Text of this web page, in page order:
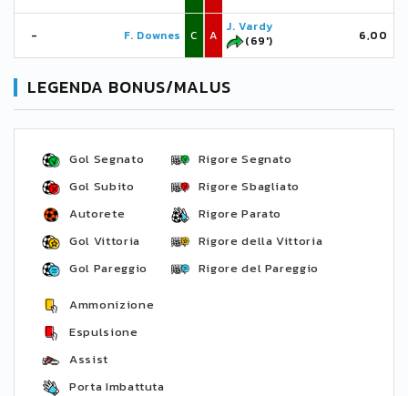
- F. Downes C A
J. Vardy
(69')
6,00
LEGENDA BONUS/MALUS
Gol Segnato
Gol Subito
Autorete
Gol Vittoria
Gol Pareggio
Rigore Segnato
Rigore Sbagliato
Rigore Parato
Rigore della Vittoria
Rigore del Pareggio
Ammonizione
Espulsione
Assist
Porta Imbattuta